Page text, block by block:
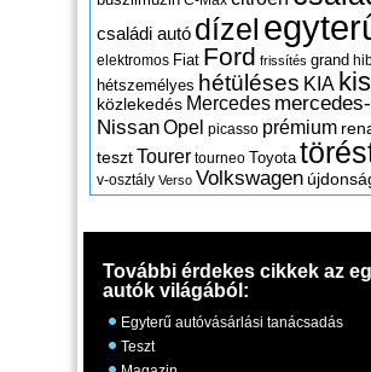
családi autó dízel
elektromos Fiat Ford frissítés grand
hétszemélyes hétüléses KIA
közlekedés Mercedes
NissanOpel picasso prémium
tesztTourer tourneo Toyota
v-osztály Verso Volkswagen
További érdekes cikkek az
autók világából:
Egyterű autóvásárlási tanácsadás
Teszt